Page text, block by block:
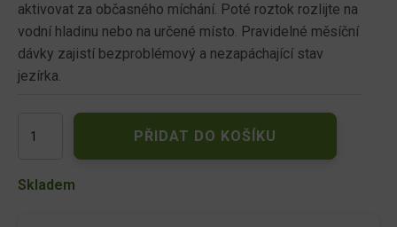
aktivovat za občasného míchání. Poté roztok rozlijte na
vodní hladinu nebo na určené místo. Pravidelné měsíční
dávky zajistí bezproblémový a nezapáchající stav
jezírka.
jezírek
PŘIDAT DO KOŠÍKU
Skladem